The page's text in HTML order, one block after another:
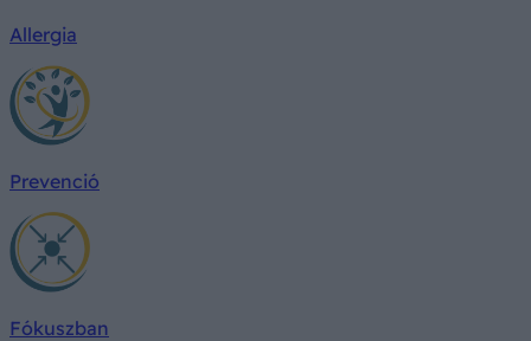
Allergia
Prevenció
Fókuszban